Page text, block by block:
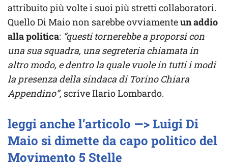
attribuito più volte i suoi più stretti collaboratori.
Quello Di Maio non sarebbe ovviamenteun addio
alla politica: “questi tornerebbe a proporsi con
una sua squadra, una segreteria chiamata in
altro modo, e dentro la quale vuole in tutti i modi
la presenza della sindaca di Torino Chiara
Appendino”, scrive Ilario Lombardo.
leggi anche l’articolo —> Luigi Di
Maio si dimette da capo politico del
Movimento 5 Stelle